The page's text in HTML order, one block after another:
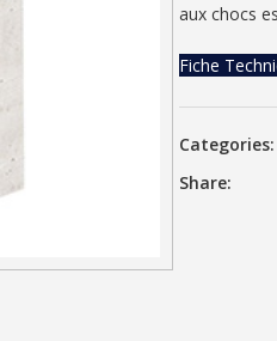
aux chocs
Fiche
Categories:
Share: